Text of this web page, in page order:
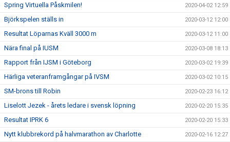
Spring Virtuella Påskmilen! 2020-04-02 12:59
Björkspelen ställs in 2020-03-12 12:00
Resultat Löparnas Kväll 3000 m 2020-03-12 11:00
Nära final på IUSM 2020-03-08 18:13
Rapport från IJSM i Göteborg 2020-03-02 19:39
Härliga veteranframgångar på IVSM 2020-03-02 10:15
SM-brons till Robin 2020-02-23 16:12
Liselott Jezek - årets ledare i svensk löpning 2020-02-20 15:35
Resultat IPRK 6 2020-02-20 15:33
Nytt klubbrekord på halvmarathon av Charlotte 2020-02-16 12:27